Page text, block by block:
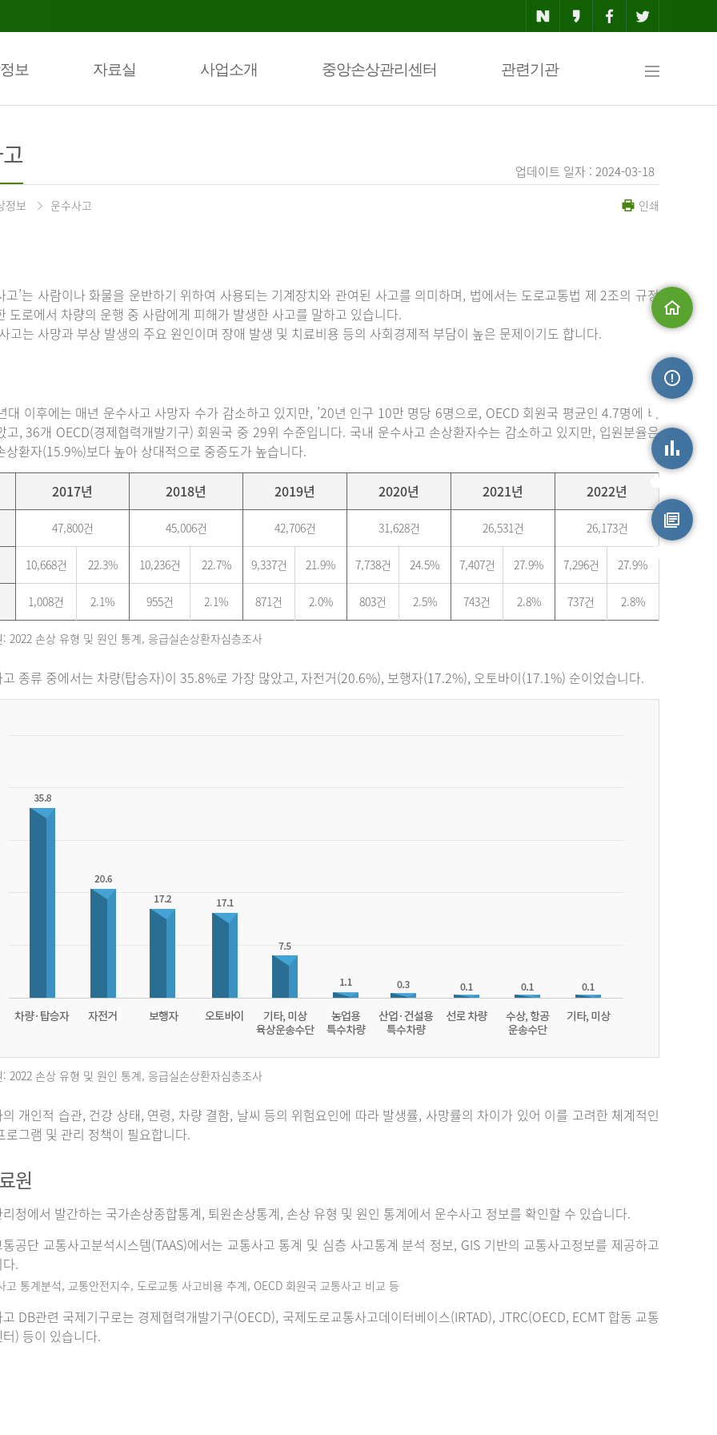
보 자료실 사업소개 중앙손상관리센터 관련기관
맵
업데이트 일자 : 2024-03-18
정보 운수사고 인쇄
고’는 사람이나 화물을 운반하기 위하여 사용되는 기계장치와 관여된 사고를 의미하며, 법에서는 도로교통법 제 2조의 규정
도로에서 차량의 운행 중 사람에게 피해가 발생한 사고를 말하고 있습니다.
고는 사망과 부상 발생의 주요 원인이며 장애 발생 및 치료비용 등의 사회경제적 부담이 높은 문제이기도 합니다.
대 이후에는 매년 운수사고 사망자 수가 감소하고 있지만, ’20년 인구 10만 명당 6명으로, OECD 회원국 평균인 4.7명에 비
고, 36개 OECD(경제협력개발기구) 회원국 중 29위 수준입니다. 국내 운수사고 손상환자수는 감소하고 있지만, 입원분율은
상환자(15.9%)보다 높아 상대적으로 중증도가 높습니다.
2017년 2018년 2019년 2020년 2021년 2022년
47,800건 45,006건 42,706건 31,628건 26,531건 26,173건
10,668건 22.3% 10,236건 22.7% 9,337건 21.9% 7,738건 24.5% 7,407건 27.9% 7,296건 27.9%
1,008건 2.1% 955건 2.1% 871건 2.0% 803건 2.5% 743건 2.8% 737건 2.8%
2022 손상 유형 및 원인 통계, 응급실손상환자심층조사
종류 중에서는 차량(탑승자)이 35.8%로 가장 많았고, 자전거(20.6%), 보행자(17.2%), 오토바이(17.1%) 순이었습니다.
2022 손상 유형 및 원인 통계, 응급실손상환자심층조사
개인적 습관, 건강 상태, 연령, 차량 결함, 날씨 등의 위험요인에 따라 발생률, 사망률의 차이가 있어 이를 고려한 체계적인
로그램 및 관리 정책이 필요합니다.
원
청에서 발간하는 국가손상종합통계, 퇴원손상통계, 손상 유형 및 원인 통계에서 운수사고 정보를 확인할 수 있습니다.
공단 교통사고분석시스템(TAAS)에서는 교통사고 통계 및 심층 사고통계 분석 정보, GIS 기반의 교통사고정보를 제공하고
.
고 통계분석, 교통안전지수, 도로교통 사고비용 추계, OECD 회원국 교통사고 비교 등
DB관련 국제기구로는 경제협력개발기구(OECD), 국제도로교통사고데이터베이스(IRTAD), JTRC(OECD, ECMT 합동 교통
) 등이 있습니다.
손상통계
원시자료